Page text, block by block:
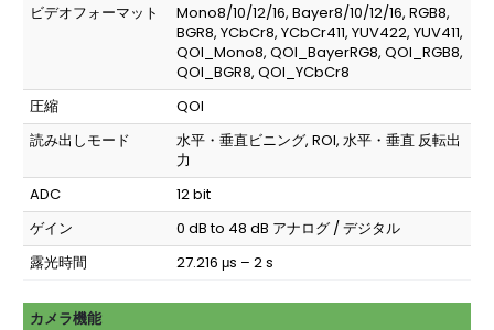
ビデオフォーマット
Mono8/10/12/16, Bayer8/10/12/16, RGB8,
BGR8, YCbCr8, YCbCr411, YUV422, YUV411,
QOI_Mono8, QOI_BayerRG8, QOI_RGB8,
QOI_BGR8, QOI_YCbCr8
圧縮
QOI
読み出しモード
水平・垂直ビニング, ROI, 水平・垂直 反転出
力
ADC
12 bit
ゲイン
0 dB to 48 dB アナログ / デジタル
露光時間
27.216 μs – 2 s
カメラ機能